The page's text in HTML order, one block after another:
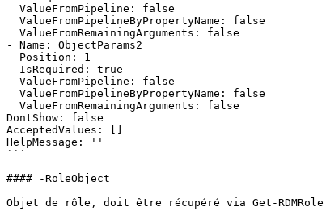
- Name: ObjectParams2
DontShow: false
AcceptedValues: []
HelpMessage: ''
```
#### -RoleObject
Objet de rôle, doit être récupéré via Get-RDMRole